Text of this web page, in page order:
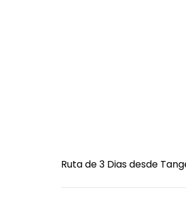
Ruta de 3 Dias desde